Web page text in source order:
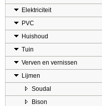
Elektriciteit
PVC
Huishoud
Tuin
Verven en vernissen
Lijmen
Soudal
Bison